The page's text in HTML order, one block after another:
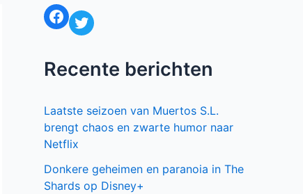
Facebook Twitter
Recente berichten
Laatste seizoen van Muertos S.L.
brengt chaos en zwarte humor naar
Netflix
Donkere geheimen en paranoia in The
Shards op Disney+